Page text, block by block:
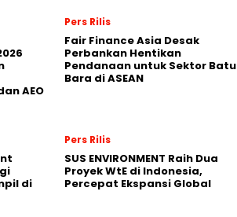
AEO
Pers Rilis
Fair Finance Asia Desak
Perbankan Hentikan
Pendanaan untuk Sektor Batu
Bara di ASEAN
di
Pers Rilis
SUS ENVIRONMENT Raih Dua
Proyek WtE di Indonesia,
Percepat Ekspansi Global